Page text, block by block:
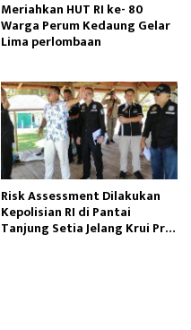
Meriahkan HUT RI ke- 80
Warga Perum Kedaung Gelar
Lima perlombaan
Risk Assessment Dilakukan
Kepolisian RI di Pantai
Tanjung Setia Jelang Krui Pro